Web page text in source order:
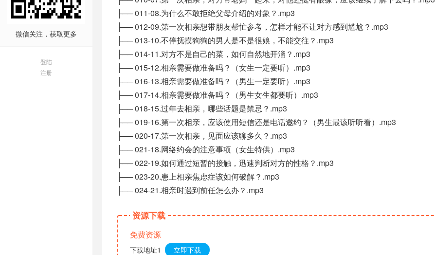
微信关注，获取更多
登陆
注册
├── 011-08.为什么不敢拒绝父母介绍的对象？.mp3
├── 012-09.第一次相亲想带朋友帮忙参考，怎样才能不让对方感到尴尬？.mp3
├── 013-10.不停抚摸狗狗的男人是不是很娘，不能交往？.mp3
├── 014-11.对方不是自己的菜，如何自然地开溜？.mp3
├── 015-12.相亲需要做准备吗？（女生一定要听）.mp3
├── 016-13.相亲需要做准备吗？（男生一定要听）.mp3
├── 017-14.相亲需要做准备吗？（男生女生都要听）.mp3
├── 018-15.过年去相亲，哪些话题是禁忌？.mp3
├── 019-16.第一次相亲，应该使用短信还是电话邀约？（男生最该听听看）.mp3
├── 020-17.第一次相亲，见面应该聊多久？.mp3
├── 021-18.网络约会的注意事项（女生特供）.mp3
├── 022-19.如何通过短暂的接触，迅速判断对方的性格？.mp3
├── 023-20.患上相亲焦虑症该如何破解？.mp3
├── 024-21.相亲时遇到前任怎么办？.mp3
资源下载
免费资源
下载地址1 立即下载